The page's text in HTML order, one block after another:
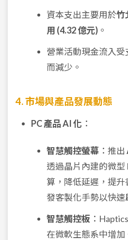
資本支出主要用於竹
用 (4.32 億元) 。
營業活動現金流入
而減少。
4. 市場與產品發展動態
PC 產品 AI 化 ：
智慧觸控螢幕 ：推出
透過晶片內建的微型
算，降低延遲，提
發客製化手勢以快速
智慧觸控板 ：
在微軟生態系中增